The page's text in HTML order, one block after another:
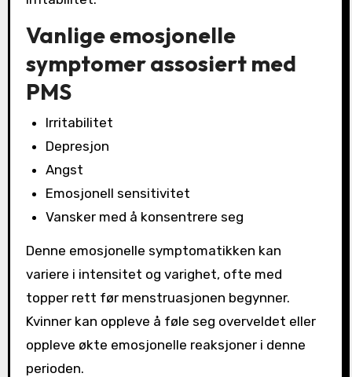
Vanlige emosjonelle
symptomer assosiert med
PMS
Irritabilitet
Depresjon
Angst
Emosjonell sensitivitet
Vansker med å konsentrere seg
Denne emosjonelle symptomatikken kan
variere i intensitet og varighet, ofte med
topper rett før menstruasjonen begynner.
Kvinner kan oppleve å føle seg overveldet eller
oppleve økte emosjonelle reaksjoner i denne
perioden.